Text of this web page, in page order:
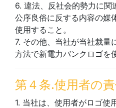
6. 違法、反社会的勢力に関
公序良俗に反する内容の媒
使用すること。
7. その他、当社が当社裁量
方法で新電力バンクロゴを
第４条.使用者の
1. 当社は、使用者がロゴ使